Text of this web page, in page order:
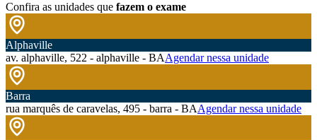
Confira as unidades que fazem o exame
Alphaville
av. alphaville, 522 - alphaville - BAAgendar nessa unidade
Barra
rua marquês de caravelas, 495 - barra - BAAgendar nessa unidade